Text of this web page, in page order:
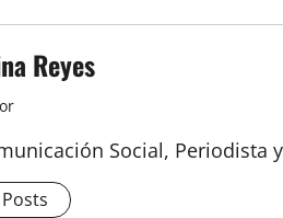
Reyes
Social, Periodista